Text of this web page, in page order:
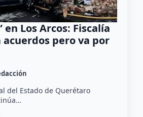
en Los Arcos: Fiscalía
acuerdos pero va por
del Estado de Querétaro